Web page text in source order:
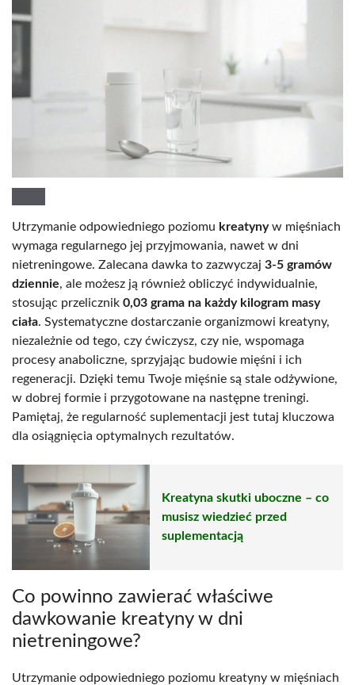
Utrzymanie odpowiedniego poziomu kreatynyw mięśniach
wymaga regularnego jej przyjmowania, nawet w dni
nietreningowe. Zalecana dawka to zazwyczaj 3-5 gramów
dziennie, ale możesz ją również obliczyć indywidualnie,
stosując przelicznik 0,03 grama na każdy kilogram masy
ciała. Systematyczne dostarczanie organizmowi kreatyny,
niezależnie od tego, czy ćwiczysz, czy nie, wspomaga
procesy anaboliczne, sprzyjając budowie mięśni i ich
regeneracji. Dzięki temu Twoje mięśnie są stale odżywione,
w dobrej formie i przygotowane na następne treningi.
Pamiętaj, że regularność suplementacji jest tutaj kluczowa
dla osiągnięcia optymalnych rezultatów.
Kreatyna skutki uboczne – co
musisz wiedzieć przed
suplementacją
Co powinno zawierać właściwe
dawkowanie kreatyny w dni
nietreningowe?
Utrzymanie odpowiedniego poziomu kreatyny w mięśniach